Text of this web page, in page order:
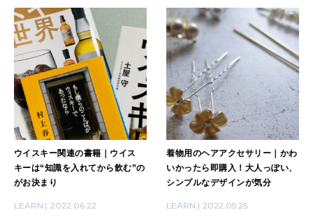
2026年4月号「未来をつくる、学びの教科書。」
2026年3月号「スイーツ予想図 2026」
2026年2月号「良運を掴む 新・開運術。」
2026年1月号「猫がいれば、幸せ」
2025年12月号「お酒の新常識。」
ウイスキー関連の書籍｜ウイス
キーは“知識を入れてから飲む”の
がお決まり
LEARN 2022.06.22
着物用のヘアアクセサリー｜かわ
いかったら即購入！大人っぽい、
シンプルなデザインが気分
LEARN 2022.05.25